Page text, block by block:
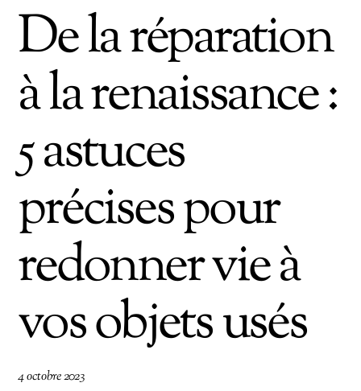
De la réparation
à la renaissance :
5 astuces
précises pour
redonner vie à
vos objets usés
4 octobre 2023